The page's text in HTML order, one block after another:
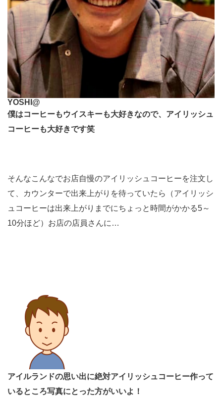
YOSHI@
僕はコーヒーもウイスキーも大好きなので、アイリッシュ
コーヒーも大好きです笑
そんなこんなでお店自慢のアイリッシュコーヒーを注文し
て、カウンターで出来上がりを待っていたら（アイリッシ
ュコーヒーは出来上がりまでにちょっと時間がかかる5～
10分ほど）お店の店員さんに…
アイルランドの思い出に絶対アイリッシュコーヒー作って
いるところ写真にとった方がいいよ！